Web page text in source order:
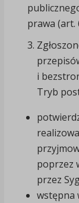
prawa (art.
i
Tryb
poprzez
przez
wstępna